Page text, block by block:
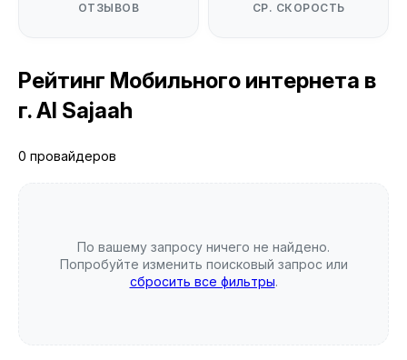
ОТЗЫВОВ СР. СКОРОСТЬ
Рейтинг Мобильного интернета в
г. Al Sajaah
0 провайдеров
По вашему запросу ничего не найдено.
Попробуйте изменить поисковый запрос или
сбросить все фильтры.